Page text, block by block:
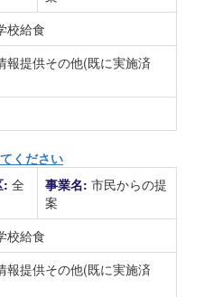
校給食
報提供その他(既に実施済
ください
: 全
事業名: 市民からの提
案
校給食
報提供その他(既に実施済